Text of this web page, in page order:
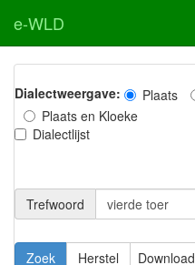
e-WLD
Dialectweergave: Plaats
Plaats en Kloeke
Dialectlijst
Trefwoord
Download